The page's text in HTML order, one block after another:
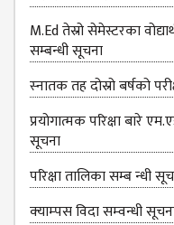
PROGRAMS
& POLICIES
FEE
STRUCTURE
METHODS &
TECHNIQUES
RULES &
REGULATION
M.Ed तेस्रो सेमेस्टरका
सम्बन्धी सूचना
स्‍नातक तह दोस्रो बर्षको
प्रयोगात्मक परिक्षा बारे
सूचना
परिक्षा तालिका सम्ब न्धी
क्‍याम्‍पस विदा सम्‍वन्‍धी